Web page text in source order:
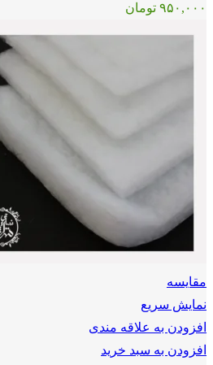
۹۵۰,۰۰۰ تومان
مقايسه
نمایش سریع
افزودن به علاقه مندی
افزودن به سبد خرید